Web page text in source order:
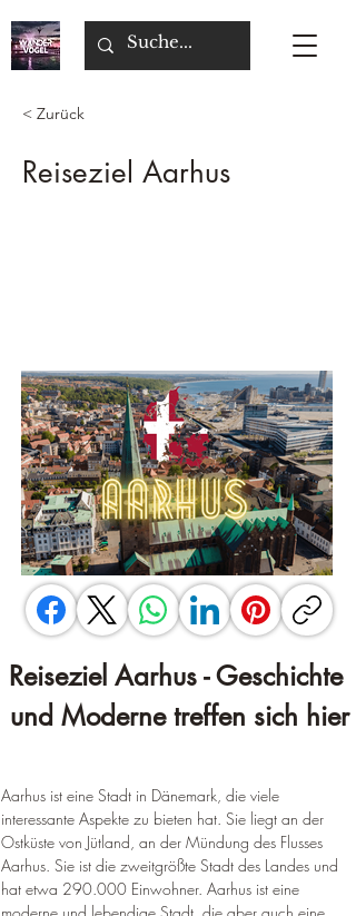
< Zurück
Reiseziel Aarhus
Reiseziel Aarhus - Geschichte
und Moderne treffen sich hier
Aarhus ist eine Stadt in Dänemark, die viele
interessante Aspekte zu bieten hat. Sie liegt an der
Ostküste von Jütland, an der Mündung des Flusses
Aarhus. Sie ist die zweitgrößte Stadt des Landes und
hat etwa 290.000 Einwohner. Aarhus ist eine